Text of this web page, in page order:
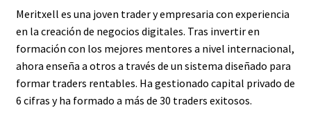
Meritxell es una joven trader y empresaria con experiencia
en la creación de negocios digitales. Tras invertir en
formación con los mejores mentores a nivel internacional,
ahora enseña a otros a través de un sistema diseñado para
formar traders rentables. Ha gestionado capital privado de
6 cifras y ha formado a más de 30 traders exitosos.